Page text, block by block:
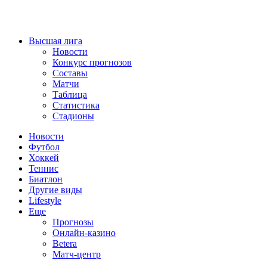
Высшая лига
Новости
Конкурс прогнозов
Составы
Матчи
Таблица
Статистика
Стадионы
Новости
Футбол
Хоккей
Теннис
Биатлон
Другие виды
Lifestyle
Еще
Прогнозы
Онлайн-казино
Betera
Матч-центр